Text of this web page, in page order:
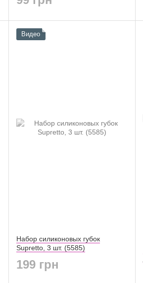
Видео
Набор силиконовых губок
Supretto, 3 шт. (5585)
199 грн